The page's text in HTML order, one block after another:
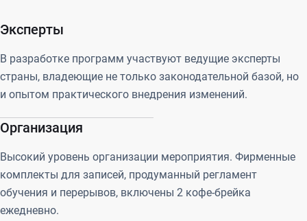
Эксперты
В разработке программ участвуют ведущие эксперты
страны, владеющие не только законодательной базой, но
и опытом практического внедрения изменений.
Организация
Высокий уровень организации мероприятия. Фирменные
комплекты для записей, продуманный регламент
обучения и перерывов, включены 2 кофе-брейка
ежедневно.